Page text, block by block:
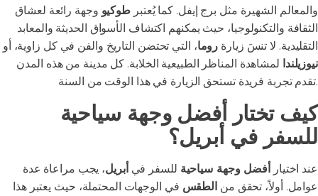
والمعالم الشهيرة مثل برج إيفل. كما يُعتبر طوكيو وجهة رائعة لعشاق
الثقافة والتكنولوجيا، حيث يمكنهم اكتشاف الأسواق الحديثة والمعابد
التقليدية. لا تنسَ زيارة روما، التي تحتضن التاريخ والفن في كل زاوية، أو
نيوزيلندا لمشاهدة المناظر الطبيعية الخلابة. كل مدينة من هذه المدن
تقدم تجربة فريدة تستحق الزيارة في هذا الوقت من السنة.
كيف تختار أفضل وجهة سياحية
للسفر في أبريل؟
عند اختيار أفضل وجهة سياحية للسفر في أبريل، يجب مراعاة عدة
عوامل. أولاً، تحقق من الطقس في الوجهات المحتملة، حيث يعتبر هذا